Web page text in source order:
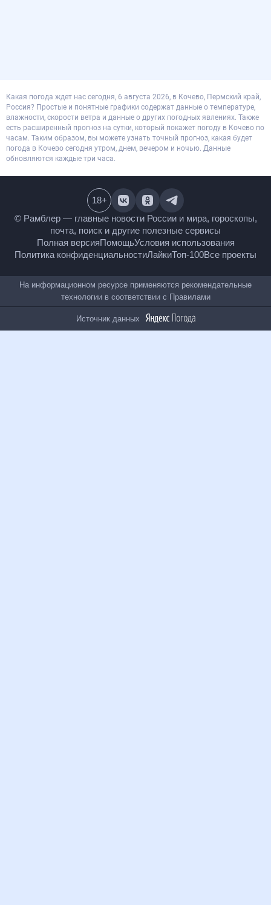
Какая погода ждет нас сегодня, 6 августа 2026, в Кочево, Пермский край,
Россия? Простые и понятные графики содержат данные о температуре,
влажности, скорости ветра и данные о других погодных явлениях. Также
есть расширенный прогноз на сутки, который покажет погоду в Кочево по
часам. Таким образом, вы можете узнать точный прогноз, какая будет
погода в Кочево сегодня утром, днем, вечером и ночью. Данные
обновляются каждые три часа.
© Рамблер — главные новости России и мира,
гороскопы, почта, поиск и другие полезные сервисы
Полная версияПомощьУсловия использования
Политика конфиденциальностиЛайкиТоп-100
18+
На информационном ресурсе применяются
рекомендательные технологии в соответствии сПравилами
Источник данных